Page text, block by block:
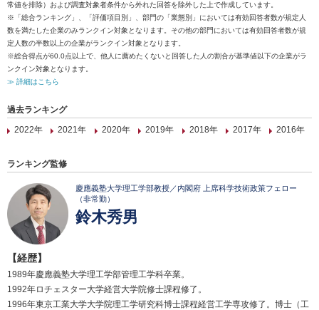
常値を排除）および調査対象者条件から外れた回答を除外した上で作成しています。
※「総合ランキング」、「評価項目別」、部門の「業態別」においては有効回答者数が規定人
数を満たした企業のみランクイン対象となります。その他の部門においては有効回答者数が規
定人数の半数以上の企業がランクイン対象となります。
※総合得点が60.0点以上で、他人に薦めたくないと回答した人の割合が基準値以下の企業がラ
ンクイン対象となります。
≫ 詳細はこちら
過去ランキング
2022年
2021年 2020年 2019年 2018年 2017年 2016年
ランキング監修
慶應義塾大学理工学部教授／内閣府 上席科学技術政策フェロー
（非常勤）
鈴木秀男
【経歴】
1989年慶應義塾大学理工学部管理工学科卒業。
1992年ロチェスター大学経営大学院修士課程修了。
1996年東京工業大学大学院理工学研究科博士課程経営工学専攻修了。博士（工